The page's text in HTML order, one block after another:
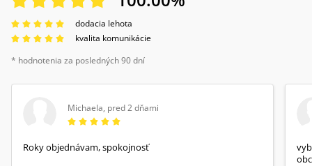
dodacia lehota
kvalita komunikácie
* hodnotenia za posledných 90 dní
Michaela, pred 2 dňami
Roky objednávam, spokojnosť